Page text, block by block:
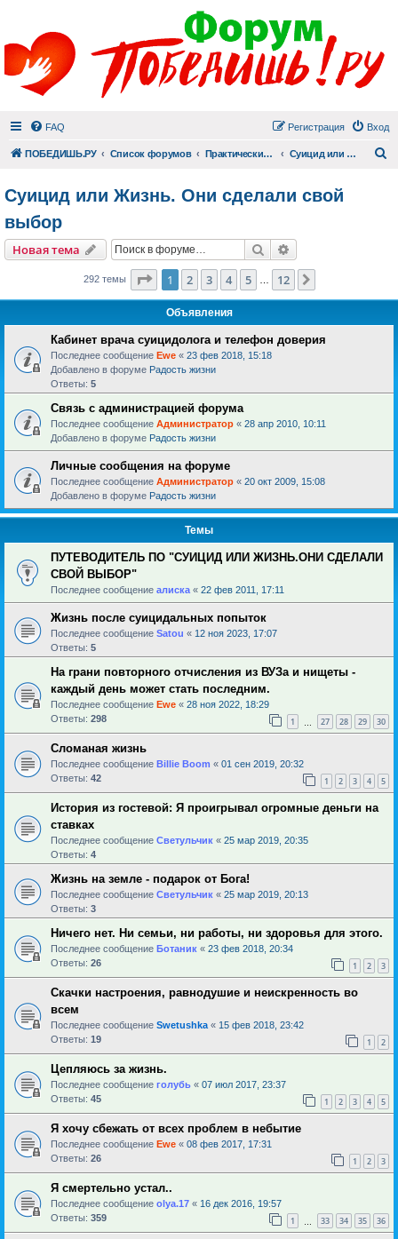
FAQ Вход
Регистрация
ПОБЕДИШЬ.РУ Список форумов Практический раздел Суицид или Жизнь. Они сделали свой выбор
Суицид или Жизнь. Они сделали свой
выбор
Новая тема Поиск
292 темы Страница из 12
1 2 3 4 5 12
Объявления
Кабинет врача суицидолога и телефон доверия
Последнее сообщение Ewe « 23 фев 2018, 15:18
Добавлено в форуме Радость жизни
Ответы: 5
Связь с администрацией форума
Последнее сообщение Администратор « 28 апр 2010, 10:11
Добавлено в форуме Радость жизни
Личные сообщения на форуме
Последнее сообщение Администратор « 20 окт 2009, 15:08
Добавлено в форуме Радость жизни
Темы
ПУТЕВОДИТЕЛЬ ПО "СУИЦИД ИЛИ ЖИЗНЬ.ОНИ СДЕЛАЛИ
СВОЙ ВЫБОР"
Последнее сообщение алиска « 22 фев 2011, 17:11
Жизнь после суицидальных попыток
Последнее сообщение Satou « 12 ноя 2023, 17:07
Ответы: 5
На грани повторного отчисления из ВУЗа и нищеты -
каждый день может стать последним.
Последнее сообщение Ewe « 28 ноя 2022, 18:29
Ответы: 298 1 27 28 29 30
Сломаная жизнь
Последнее сообщение Billie Boom « 01 сен 2019, 20:32
Ответы: 42 1 2 3 4 5
История из гостевой: Я проигрывал огромные деньги на
ставках
Последнее сообщение Светульчик « 25 мар 2019, 20:35
Ответы: 4
Жизнь на земле - подарок от Бога!
Последнее сообщение Светульчик « 25 мар 2019, 20:13
Ответы: 3
Ничего нет. Ни семьи, ни работы, ни здоровья для этого.
Последнее сообщение Ботаник « 23 фев 2018, 20:34
Ответы: 26 1 2 3
Скачки настроения, равнодушие и неискренность во
всем
Последнее сообщение Swetushka « 15 фев 2018, 23:42
Ответы: 19 1 2
Цепляюсь за жизнь.
Последнее сообщение голубь « 07 июл 2017, 23:37
Ответы: 45 1 2 3 4 5
Я хочу сбежать от всех проблем в небытие
Последнее сообщение Ewe « 08 фев 2017, 17:31
Ответы: 26 1 2 3
Я смертельно устал..
Последнее сообщение olya.17 « 16 дек 2016, 19:57
Ответы: 359 1 33 34 35 36